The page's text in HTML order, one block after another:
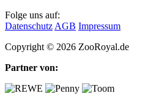
Folge uns auf:
Datenschutz AGB Impressum
Copyright © 2026 ZooRoyal.de
Partner von: